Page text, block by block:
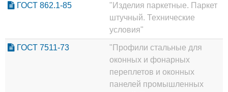
ГОСТ 862.1-85
"Изделия паркетные. Паркет
штучный. Технические
условия"
ГОСТ 7511-73
"Профили стальные для
оконных и фонарных
переплетов и оконных
панелей промышленных